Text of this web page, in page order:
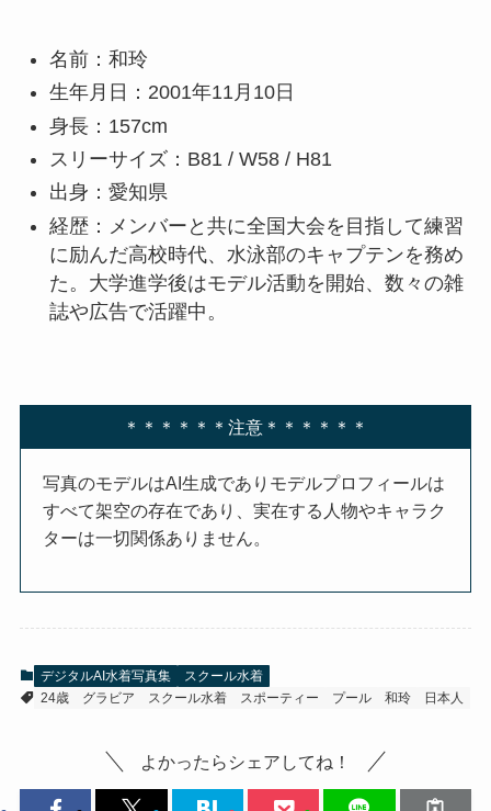
名前：和玲
生年月日：2001年11月10日
身長：157cm
スリーサイズ：B81 / W58 / H81
出身：愛知県
経歴：メンバーと共に全国大会を目指して練習
に励んだ高校時代、水泳部のキャプテンを務め
た。大学進学後はモデル活動を開始、数々の雑
誌や広告で活躍中。
＊＊＊＊＊＊注意＊＊＊＊＊＊
写真のモデルはAI生成でありモデルプロフィールは
すべて架空の存在であり、実在する人物やキャラク
ターは一切関係ありません。
デジタルAI水着写真集
スクール水着
24歳
グラビア スクール水着 スポーティー プール 和玲 日本人
よかったらシェアしてね！